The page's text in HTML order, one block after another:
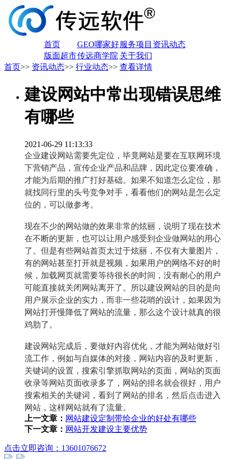
首页 GEO哪家好 服务项目 资讯动态
版面超市传远商学院 关于我们
首页>> 资讯动态>> 行业动态>> 查看详情
建设网站中常出现错误思维
有哪些
2021-06-29 11:13:33
企业建设网站需要先定位，毕竟网站是要在互联网环境
下营销产品，宣传企业产品和品牌，因此定位要准确，
才能为后期的推广打好基础。如果不知道怎么定位，那
就找同行里的头号竞争对手，看看他们的网站是怎么定
位的，可以做参考。
现在不少的网站做的效果非常的炫丽，说明了现在技术
在不断的更新，也可以让用户感受到企业做网站的用心
了。但是有些网站首页太过于炫丽，不仅有大量图片，
有的网站甚至打开就是视频，如果用户的网络不好的时
候，加载网页就需要等待很长的时间，没有耐心的用户
可能直接就关闭网站离开了。所以建设网站的目的是向
用户展示企业的实力，而非一些花哨的设计，如果因为
网站打开慢降低了网站的流量，那么这个设计就真的很
鸡肋了。
建设网站完成后，要做好内容优化，才能为网站做好引
流工作，例如与自媒体的对接，网站内容的及时更新，
关键词的设置，搜索引擎抓取网站的页面，网站的页面
收录等网站页面收录多了，网站的排名就会很好，用户
搜索相关的关键词，看到了网站的排名，然后点击进入
网站，这样网站就有了流量。
上一文章： 网站建设定制带给企业的好处有哪些
下一文章： 网站开发建设主要优势
点击立即咨询：13601076672